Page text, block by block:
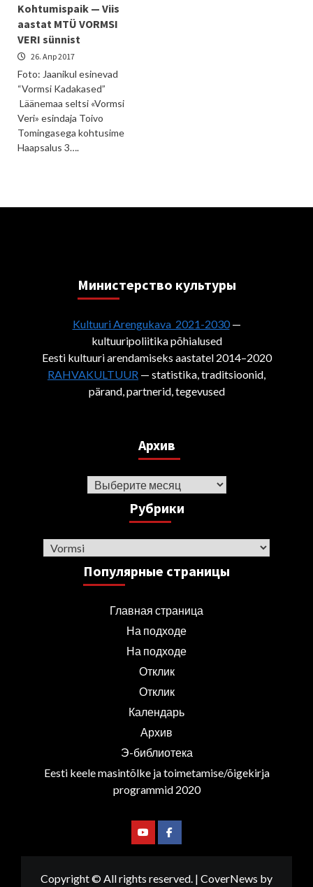
Kohtumispaik — Viis
aastat MTÜ VORMSI
VERI sünnist
26. Апр 2017
Foto: Jaanikul esinevad
“Vormsi Kadakased”
Läänemaa seltsi «Vormsi
Veri» esindaja Toivo
Tomingasega kohtusime
Haapsalus 3….
Министерствo культуры
Kultuuri Arengukava 2021-2030—
kultuuripoliitika põhialused
Eesti kultuuri arendamiseks aastatel 2014–2020
RAHVAKULTUUR — statistika, traditsioonid,
pärand, partnerid, tegevused
Архив
Архив
Рубрики
Рубрики
Популярные страницы
Главная страница
На подходе
На подходе
Отклик
Отклик
Календарь
Архив
Э-библиотека
Eesti keele masintõlke ja toimetamise/õigekirja
programmid 2020
YoutubeFacebook
Copyright © All rights reserved. | CoverNews by